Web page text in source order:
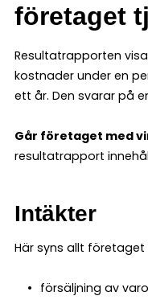
företaget
Resultatrapporten
kostnader under en
ett år. Den svarar på
Går företaget med
resultatrapport
Intäkter
Här syns allt företaget
försäljning av